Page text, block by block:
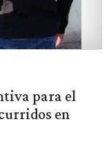
para el
en